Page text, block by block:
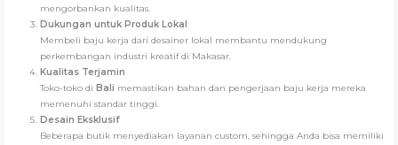
mengorbankan kualitas.
Dukungan untuk Produk Lokal
Membeli baju kerja dari desainer lokal membantu mendukung
perkembangan industri kreatif di Makasar.
Kualitas Terjamin
Toko-toko di Bali memastikan bahan dan pengerjaan baju kerja mereka
memenuhi standar tinggi.
Desain Eksklusif
Beberapa butik menyediakan layanan custom, sehingga Anda bisa memiliki